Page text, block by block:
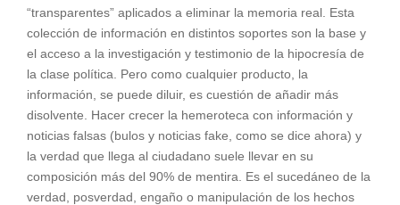
“transparentes” aplicados a eliminar la memoria real. Esta
colección de información en distintos soportes son la base y
el acceso a la investigación y testimonio de la hipocresía de
la clase política. Pero como cualquier producto, la
información, se puede diluir, es cuestión de añadir más
disolvente. Hacer crecer la hemeroteca con información y
noticias falsas (bulos y noticias fake, como se dice ahora) y
la verdad que llega al ciudadano suele llevar en su
composición más del 90% de mentira. Es el sucedáneo de la
verdad, posverdad, engaño o manipulación de los hechos